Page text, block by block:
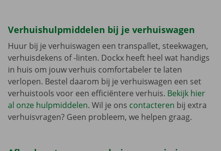
Verhuishulpmiddelen bij je verhuiswagen
Huur bij je verhuiswagen een transpallet, steekwagen,
verhuisdekens of -linten. Dockx heeft heel wat handigs
in huis om jouw verhuis comfortabeler te laten
verlopen. Bestel daarom bij je verhuiswagen een set
verhuistools voor een efficiëntere verhuis. Bekijk hier
al onze hulpmiddelen. Wil je ons contacteren bij extra
verhuisvragen? Geen probleem, we helpen graag.